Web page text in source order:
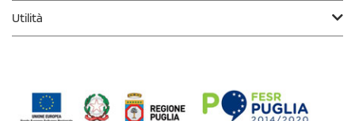
Utilità